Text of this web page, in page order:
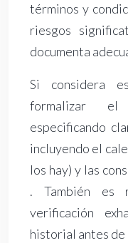
términos y
riesgos
documenta
Si considera
formalizar
especificando
incluyendo el
los hay) y las
. También es
verificación
historial antes de